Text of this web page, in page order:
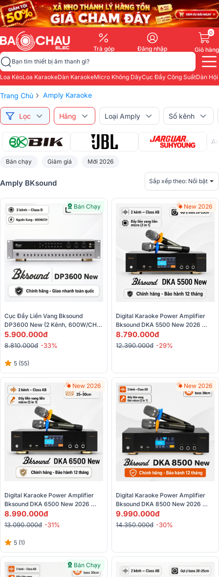
Trả góp Đăng nhập
0
Giỏ hàng
Bạn tìm thiết bị âm thanh gì?
Loa KéoLoa KaraokeDàn KaraokeMicro Không DâyCục Đẩy Công SuấtDàn
Trang Chủ › Amply Karaoke
Lọc Hãng Loại Amply Số kênh
Bán chạy Giảm giá Mới 2026
Amply BKsound Sắp xếp theo: Nổi bật
Bán Chạy
Cục Đẩy Liền Vang Bksound
DP3600 New (2 Kênh, 600W/CH,
Class D, Bluetooth)
5.900.000đ
8.810.000đ -33%
5 (55)
New 2026
Digital Karaoke Power Amplifier
Bksound DKA 5500 New 2026
(250W, Optical, HDMI, Kèm 2
Micro)
8.790.000đ
12.390.000đ -29%
New 2026
Digital Karaoke Power Amplifier
Bksound DKA 6500 New 2026
(450W, Class AB, HDMI, Kèm 2
Micro)
8.990.000đ
13.090.000đ -31%
5 (1)
New 2026
Digital Karaoke Power Amplifier
Bksound DKA 8500 New 2026
(750W, Optical, HDMI, Kèm 2
Micro)
9.990.000đ
14.350.000đ -30%
Bán Chạy